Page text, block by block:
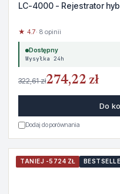
LC-4000 - Rejestrator
★ 4.7· 8 opinii
Dostępny
Wysyłka 24h
322,61 zł274,22 zł
Do
Dodaj do porównania
TANIEJ -5724 ZŁ